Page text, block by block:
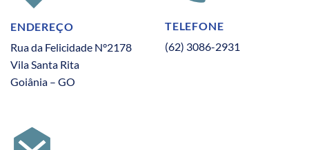
ENDEREÇO
Rua da Felicidade N°2178
Vila Santa Rita
Goiânia – GO
TELEFONE
(62) 3086-2931